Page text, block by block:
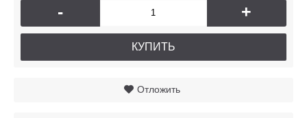
- +
КУПИТЬ
Отложить